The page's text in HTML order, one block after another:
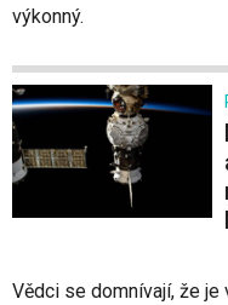
výkonný.
Vědci se domnívají, že